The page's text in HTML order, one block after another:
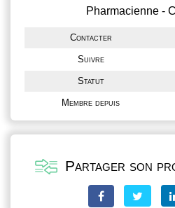
Pharmacienne -
Contacter
Suivre
Statut
Membre depuis
Partager son